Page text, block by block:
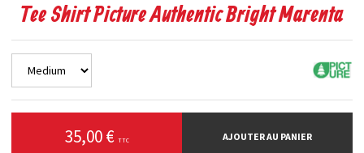
Tee Shirt Picture Authentic Bright Marenta
35,00 € TTC AJOUTER AU PANIER